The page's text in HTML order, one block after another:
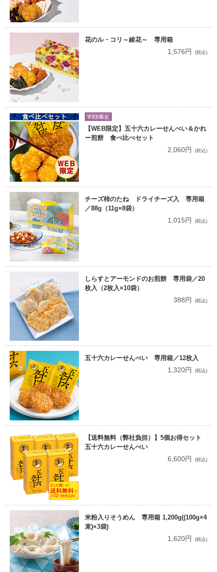
花のル・コリ～綾花～ 専用箱
1,576円 (税込)
【WEB限定】五十六カレーせんべい＆かれ
ー煎餅 食べ比べセット
2,060円 (税込)
チーズ柿のたね ドライチーズ入 専用箱
／88g（11g×8袋）
1,015円 (税込)
しらすとアーモンドのお煎餅 専用袋／20
枚入（2枚入×10袋）
388円 (税込)
五十六カレーせんべい 専用箱／12枚入
1,320円 (税込)
【送料無料（弊社負担）】5個お得セット
五十六カレーせんべい
6,600円 (税込)
米粉入りそうめん 専用箱 1,200g((100g×4
束)×3袋)
1,620円 (税込)